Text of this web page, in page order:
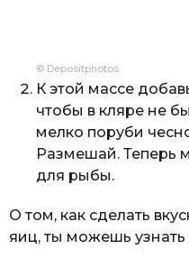
© Depositphotos
К этой массе
чтобы в кляре не
мелко поруби
Размешай. Теперь
для рыбы.
О том, как сделать
яиц, ты можешь узнать